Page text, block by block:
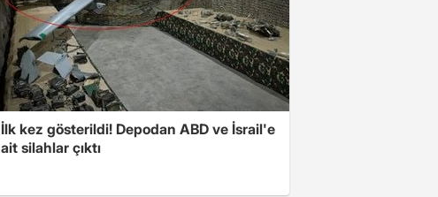
İlk kez gösterildi! Depodan ABD ve İsrail'e
ait silahlar çıktı